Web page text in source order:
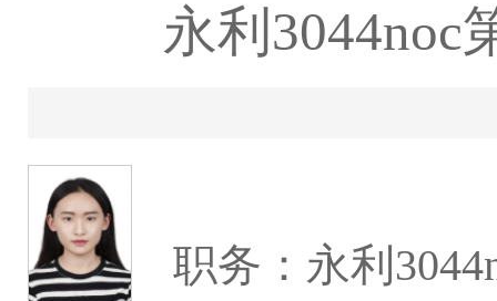
永利3044noc
职务：永利